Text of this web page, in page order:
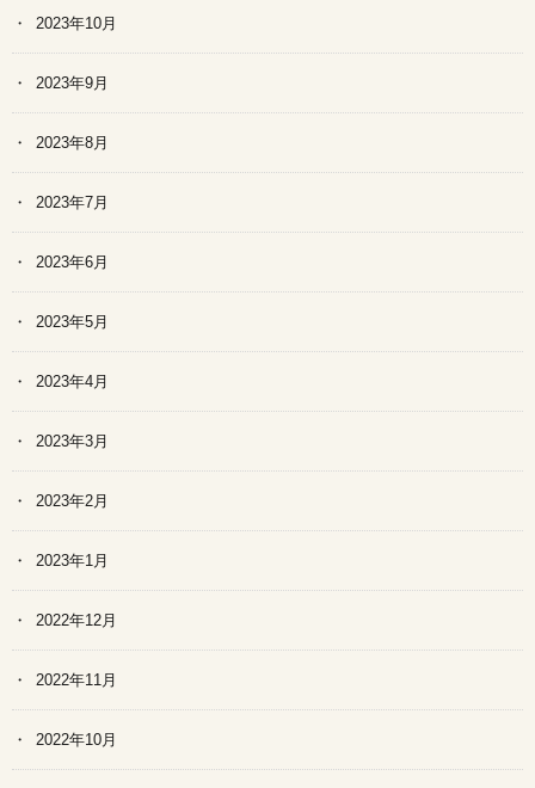
2023年10月
2023年9月
2023年8月
2023年7月
2023年6月
2023年5月
2023年4月
2023年3月
2023年2月
2023年1月
2022年12月
2022年11月
2022年10月